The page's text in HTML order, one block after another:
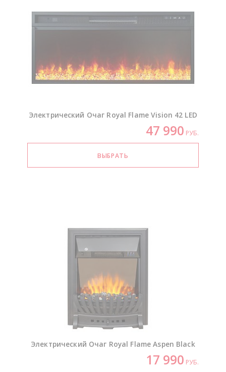
Электрический Очаг Royal Flame Vision 42 LED
47 990 РУБ.
Электрический Очаг Royal Flame Aspen Black
17 990 РУБ.